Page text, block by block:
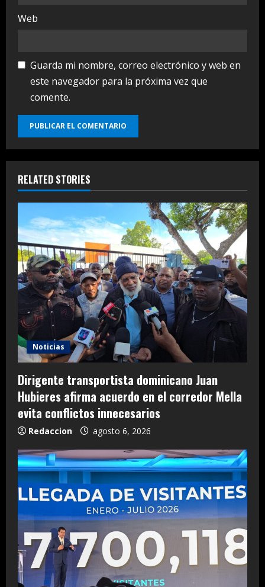
Web
Guarda mi nombre, correo electrónico y web en
este navegador para la próxima vez que
comente.
RELATED STORIES
Noticias
Dirigente transportista dominicano Juan
Hubieres afirma acuerdo en el corredor Mella
evita conflictos innecesarios
Redaccion agosto 6, 2026